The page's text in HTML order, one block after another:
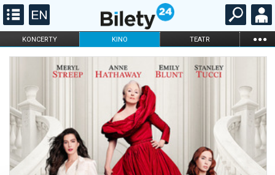
KONCERTY KINO TEATR ...
FILHARMONIA OPERA I BALET
DLA DZIECI
ONLINE KARNETY